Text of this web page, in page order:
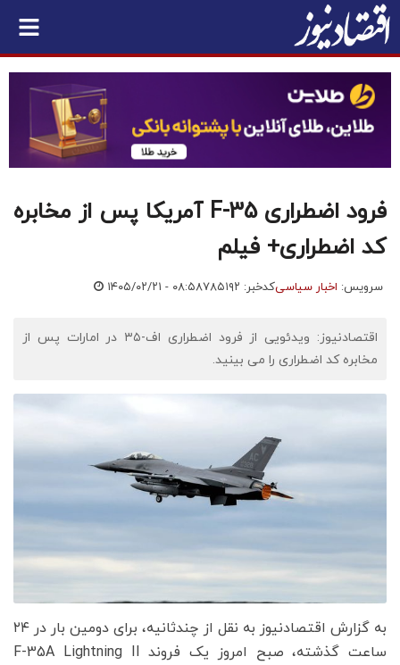
فرود اضطراری F-35 آمریکا پس از مخابره
کد اضطراری+ فیلم
سرویس: اخبار سیاسیکدخبر: ۷۸۵۱۹۲ ۱۴۰۵/۰۲/۲۱ - ۰۸:۵۸
اقتصادنیوز: ویدئویی از فرود اضطراری اف-۳۵ در امارات پس از
مخابره کد اضطراری را می بینید.
به گزارش اقتصادنیوز به نقل از چندثانیه، برای دومین بار در ۲۴
ساعت گذشته، صبح امروز یک فروند F-35A Lightning II